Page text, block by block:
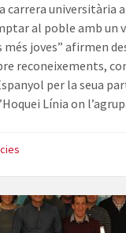
carrera universitària
al poble amb un
joves” afirmen
reconeixements,
per la seua
Línia on
Foto
de